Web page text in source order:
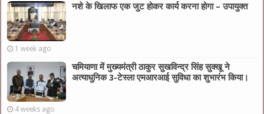
नशे के खिलाफ एक जुट होकर कार्य करना होगा – उपायुक्त
1 week ago
चमियाणा में मुख्यमंत्री ठाकुर सुखविन्द्र सिंह सुक्खू ने
अत्याधुनिक 3-टेस्ला एमआरआई सुविधा का शुभारंभ किया।
4 weeks ago